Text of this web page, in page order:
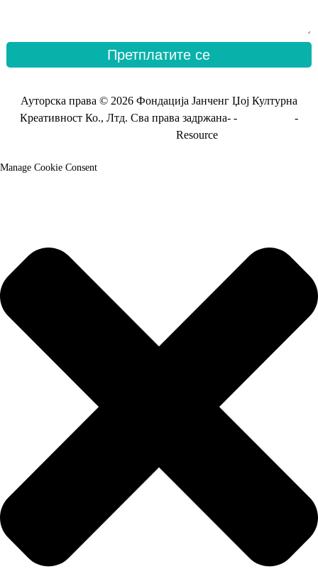
Претплатите се
Ауторска права © 2026 Фондација Јанченг Џој Културна
Креативност Ко., Лтд. Сва права задржана- -
-
Resource
Manage Cookie Consent